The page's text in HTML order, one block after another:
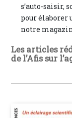
s’auto-saisir,
pour élaborer
notre
Les articles
de l’Afis sur